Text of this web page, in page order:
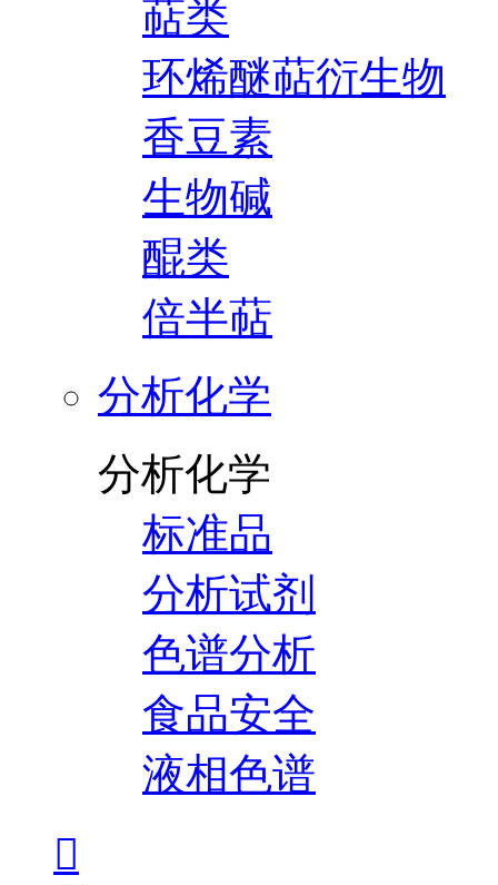
萜类
环烯醚萜衍生物
香豆素
生物碱
醌类
倍半萜
分析化学
分析化学
标准品
分析试剂
色谱分析
食品安全
液相色谱
